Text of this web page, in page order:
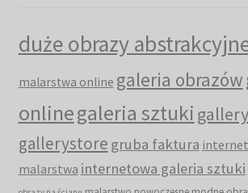
duże obrazy
malarstwa online galeria obrazów
onlinegaleria sztuki
gallerystore gruba faktura
malarstwa internetowa galeria sztuki